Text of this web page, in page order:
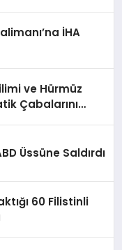
İHA
ve Hürmüz
Çabalarını
Üssüne Saldırdı
60 Filistinli